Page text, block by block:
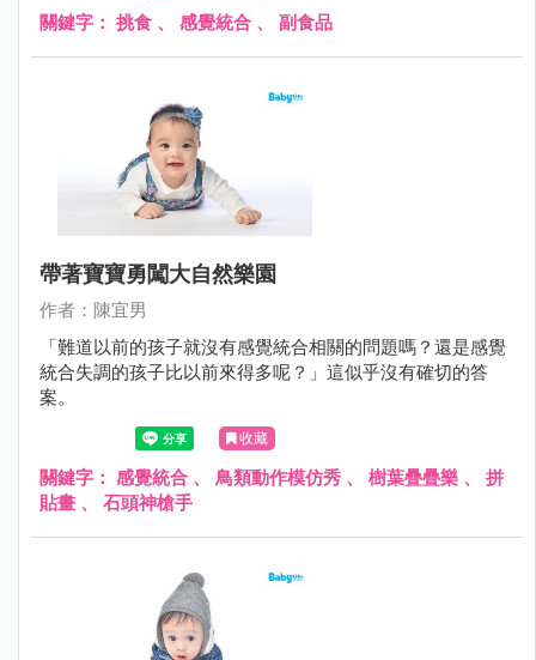
關鍵字： 挑食 、 感覺統合 、 副食品
帶著寶寶勇闖大自然樂園
作者：陳宜男
「難道以前的孩子就沒有感覺統合相關的問題嗎？還是感覺
統合失調的孩子比以前來得多呢？」這似乎沒有確切的答
案。
收藏
關鍵字： 感覺統合 、 鳥類動作模仿秀 、 樹葉疊疊樂 、 拼
貼畫 、 石頭神槍手